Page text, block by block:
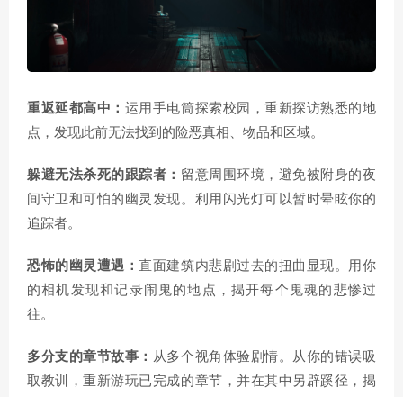
重返延都高中： 运用手电筒探索校园，重新探访熟悉的地
点，发现此前无法找到的险恶真相、物品和区域。
躲避无法杀死的跟踪者： 留意周围环境，避免被附身的夜
间守卫和可怕的幽灵发现。利用闪光灯可以暂时晕眩你的
追踪者。
恐怖的幽灵遭遇： 直面建筑内悲剧过去的扭曲显现。用你
的相机发现和记录闹鬼的地点，揭开每个鬼魂的悲惨过
往。
多分支的章节故事： 从多个视角体验剧情。从你的错误吸
取教训，重新游玩已完成的章节，并在其中另辟蹊径，揭